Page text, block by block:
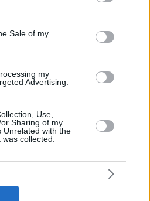
and its third-party tags to
purposes in below Google
Sale of my
my
Advertising.
Use,
Sharing of my
Unrelated with the
collected.
όλες οι «βιασθείσες».
Help! Ποιος τον
Ακόμα και ο Μπαράκ
του επί πίνακι!
άγριες, σχεδόν
είπε: «Guys, πάντα
Οχι σαν αυτούς τους
σαν σκουπίδια.
Ομως ξεχνάει